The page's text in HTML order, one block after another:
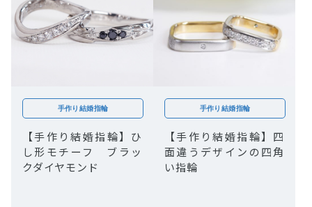
手作り結婚指輪
【手作り結婚指輪】ひ
し形モチーフ ブラッ
クダイヤモンド
手作り結婚指輪
【手作り結婚指輪】四
面違うデザインの四角
い指輪